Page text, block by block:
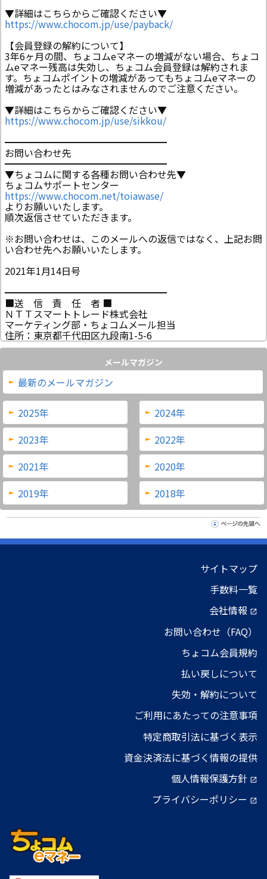
▼詳細はこちらからご確認ください▼
https://www.chocom.jp/use/payback/
【会員登録の解約について】
3年6ヶ月の間、ちょコムeマネーの増減がない場合、ちょコ
ムeマネー残高は失効し、ちょコム会員登録は解約されま
す。ちょコムポイントの増減があってもちょコムeマネーの
増減があったとはみなされませんのでご注意ください。
▼詳細はこちらからご確認ください▼
https://www.chocom.jp/use/sikkou/
━━━━━━━━━━━━━━━━━
お問い合わせ先
━━━━━━━━━━━━━━━━━
▼ちょコムに関する各種お問い合わせ先▼
ちょコムサポートセンター
https://www.chocom.net/toiawase/
よりお願いいたします。
順次返信させていただきます。
※お問い合わせは、このメールへの返信ではなく、上記お問
い合わせ先へお願いいたします。
2021年1月14日号
━━━━━━━━━━━━━━━━━
■送 信 責 任 者 ■
ＮＴＴスマートトレード株式会社
マーケティング部・ちょコムメール担当
住所：東京都千代田区九段南1-5-6
メールマガジン
最新のメールマガジン
2025年
2024年
2023年
2022年
2021年
2020年
2019年
2018年
サイトマップ
手数料一覧
会社情報 open_in_new
お問い合わせ（FAQ）
ちょコム会員規約
払い戻しについて
失効・解約について
ご利用にあたっての注意事項
特定商取引法に基づく表示
資金決済法に基づく情報の提供
個人情報保護方針 open_in_new
プライバシーポリシー open_in_new